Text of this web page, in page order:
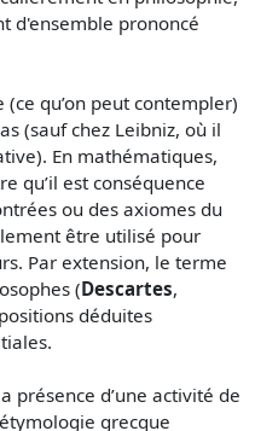
d'ensemble prononcé
qu’on peut contempler)
(sauf chez Leibniz, où il
En mathématiques,
qu’il est conséquence
ou des axiomes du
être utilisé pour
Par extension, le terme
(Descartes,
déduites
présence d’une activité de
grecque